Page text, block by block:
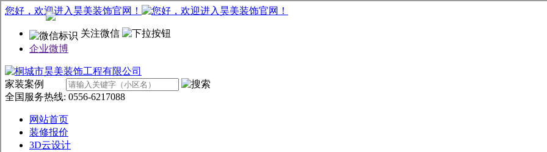
您好，欢迎进入昊美装饰官网！
关注微信
企业微博
家装案例
全国服务热线: 0556-6217088
网站首页
装修报价
3D云设计